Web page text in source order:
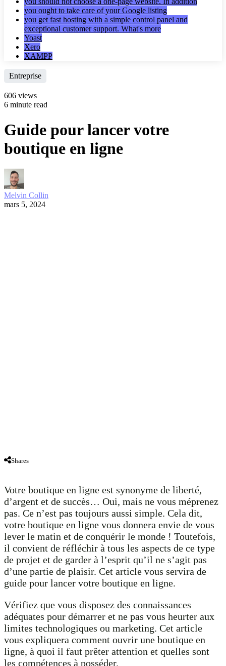
you ought to take care of your Google listing
you get fast hosting with a simple control panel and
exceptional customer support. What's more
Yoast
Xero
XAMPP
Entreprise
606 views
6 minute read
Guide pour lancer votre
boutique en ligne
Melvin Collin
mars 5, 2024
Shares
Votre boutique en ligne est synonyme de liberté,
d’argent et de succès… Oui, mais ne vous méprenez
pas. Ce n’est pas toujours aussi simple. Cela dit,
votre boutique en ligne vous donnera envie de vous
lever le matin et de conquérir le monde ! Toutefois,
il convient de réfléchir à tous les aspects de ce type
de projet et de garder à l’esprit qu’il ne s’agit pas
d’une partie de plaisir. Cet article vous servira de
guide pour lancer votre boutique en ligne.
Vérifiez que vous disposez des connaissances
adéquates pour démarrer et ne pas vous heurter aux
limites technologiques ou marketing. Cet article
vous expliquera comment ouvrir une boutique en
ligne, à quoi il faut prêter attention et quelles sont
les compétences à posséder.